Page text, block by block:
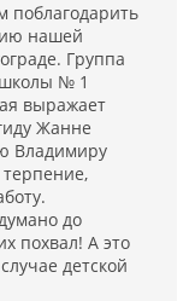
поблагодарить
нашей
Группа
№ 1
выражает
Жанне
Владимиру
до
похвал! А это
детской